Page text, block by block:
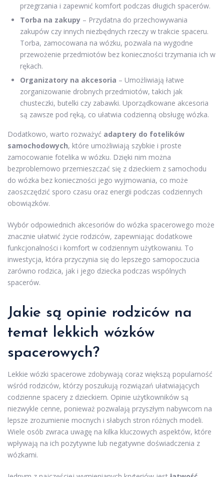
przegrzania i zapewnić komfort podczas długich spacerów.
Torba na zakupy – Przydatna do przechowywania
zakupów czy innych niezbędnych rzeczy w trakcie spaceru.
Torba, zamocowana na wózku, pozwala na wygodne
przewożenie przedmiotów bez konieczności trzymania ich w
rękach.
Organizatory na akcesoria – Umożliwiają łatwe
zorganizowanie drobnych przedmiotów, takich jak
chusteczki, butelki czy zabawki. Uporządkowane akcesoria
są zawsze pod ręką, co ułatwia codzienną obsługę wózka.
Dodatkowo, warto rozważyć adaptery do fotelików
samochodowych, które umożliwiają szybkie i proste
zamocowanie fotelika w wózku. Dzięki nim można
bezproblemowo przemieszczać się z dzieckiem z samochodu
do wózka bez konieczności jego wyjmowania, co może
zaoszczędzić sporo czasu oraz energii podczas codziennych
obowiązków.
Wybór odpowiednich akcesoriów do wózka spacerowego może
znacznie ułatwić życie rodziców, zapewniając dodatkowe
funkcjonalności i komfort w codziennym użytkowaniu. To
inwestycja, która przyczynia się do lepszego samopoczucia
zarówno rodzica, jak i jego dziecka podczas wspólnych
spacerów.
Jakie są opinie rodziców na
temat lekkich wózków
spacerowych?
Lekkie wózki spacerowe zdobywają coraz większą popularność
wśród rodziców, którzy poszukują rozwiązań ułatwiających
codzienne spacery z dzieckiem. Opinie użytkowników są
niezwykle cenne, ponieważ pozwalają przyszłym nabywcom na
lepsze zrozumienie mocnych i słabych stron różnych modeli.
Wiele osób zwraca uwagę na kilka kluczowych aspektów, które
wpływają na ich pozytywne lub negatywne doświadczenia z
wózkami.